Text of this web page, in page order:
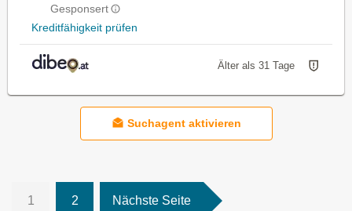
Gesponsert
Kreditfähigkeit prüfen
Älter als 31 Tage
Suchagent aktivieren
1 2 Nächste Seite